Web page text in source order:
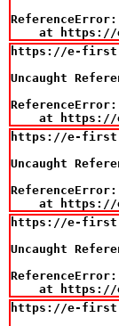
at
https://e-
Uncaught
at
https://e-
Uncaught
at
https://e-
Uncaught
at
https://e-